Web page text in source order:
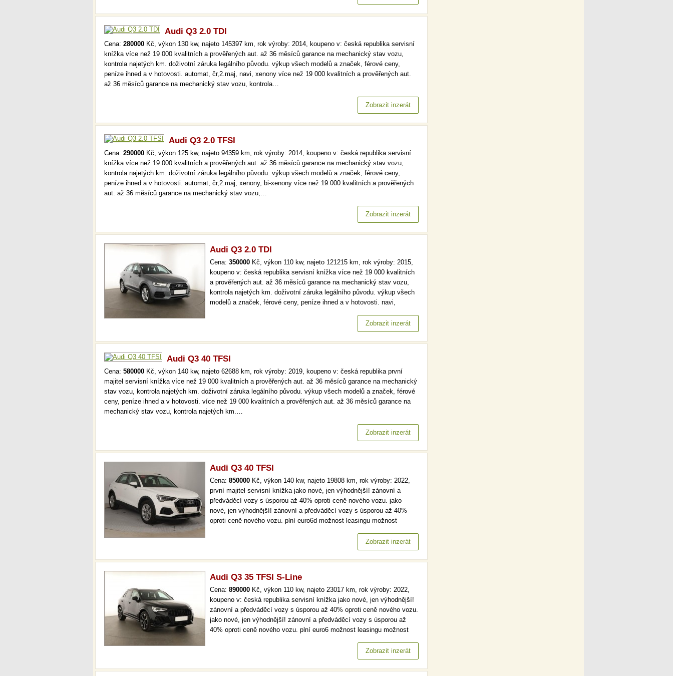
Audi Q3 2.0 TDI
Cena: 280000 Kč, výkon 130 kw, najeto 145397 km, rok výroby: 2014, koupeno v: česká republika servisní
knížka více než 19 000 kvalitních a prověřených aut. až 36 měsíců garance na mechanický stav vozu,
kontrola najetých km. doživotní záruka legálního původu. výkup všech modelů a značek, férové ceny,
peníze ihned a v hotovosti. automat, čr,2.maj, navi, xenony více než 19 000 kvalitních a prověřených aut.
až 36 měsíců garance na mechanický stav vozu, kontrola…
Zobrazit inzerát
Audi Q3 2.0 TFSI
Cena: 290000 Kč, výkon 125 kw, najeto 94359 km, rok výroby: 2014, koupeno v: česká republika servisní
knížka více než 19 000 kvalitních a prověřených aut. až 36 měsíců garance na mechanický stav vozu,
kontrola najetých km. doživotní záruka legálního původu. výkup všech modelů a značek, férové ceny,
peníze ihned a v hotovosti. automat, čr,2.maj, xenony, bi-xenony více než 19 000 kvalitních a prověřených
aut. až 36 měsíců garance na mechanický stav vozu,…
Zobrazit inzerát
Audi Q3 2.0 TDI
Cena: 350000 Kč, výkon 110 kw, najeto 121215 km, rok výroby: 2015,
koupeno v: česká republika servisní knížka více než 19 000 kvalitních
a prověřených aut. až 36 měsíců garance na mechanický stav vozu,
kontrola najetých km. doživotní záruka legálního původu. výkup všech
modelů a značek, férové ceny, peníze ihned a v hotovosti. navi,
aut. až 36 měsíců garance na mechanický stav vozu, kontrola…
Zobrazit inzerát
Audi Q3 40 TFSI
Cena: 580000 Kč, výkon 140 kw, najeto 62688 km, rok výroby: 2019, koupeno v: česká republika první
majitel servisní knížka více než 19 000 kvalitních a prověřených aut. až 36 měsíců garance na mechanický
stav vozu, kontrola najetých km. doživotní záruka legálního původu. výkup všech modelů a značek, férové
ceny, peníze ihned a v hotovosti. více než 19 000 kvalitních a prověřených aut. až 36 měsíců garance na
mechanický stav vozu, kontrola najetých km.…
Zobrazit inzerát
Audi Q3 40 TFSI
Cena: 850000 Kč, výkon 140 kw, najeto 19808 km, rok výroby: 2022,
první majitel servisní knížka jako nové, jen výhodnější! zánovní a
předváděcí vozy s úsporou až 40% oproti ceně nového vozu. jako
nové, jen výhodnější! zánovní a předváděcí vozy s úsporou až 40%
oproti ceně nového vozu. plní euro6d možnost leasingu možnost
Zobrazit inzerát
Audi Q3 35 TFSI S-Line
Cena: 890000 Kč, výkon 110 kw, najeto 23017 km, rok výroby: 2022,
koupeno v: česká republika servisní knížka jako nové, jen výhodnější!
zánovní a předváděcí vozy s úsporou až 40% oproti ceně nového vozu.
jako nové, jen výhodnější! zánovní a předváděcí vozy s úsporou až
40% oproti ceně nového vozu. plní euro6 možnost leasingu možnost
Zobrazit inzerát